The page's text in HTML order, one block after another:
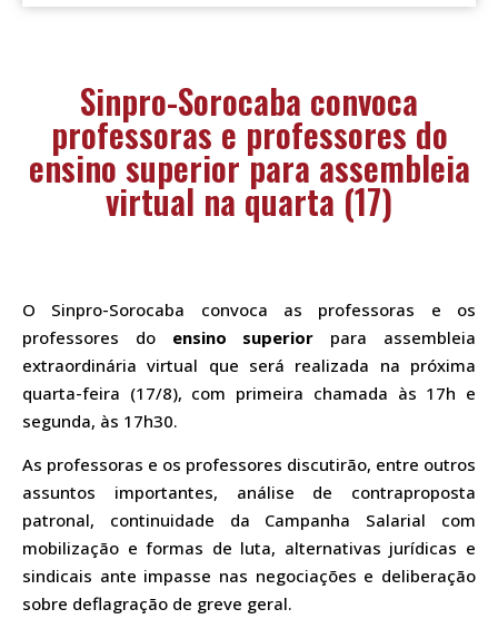
Sinpro-Sorocaba convoca
professoras e professores do
ensino superior para assembleia
virtual na quarta (17)
O Sinpro-Sorocaba convoca as professoras e os
professores do ensino superior para assembleia
extraordinária virtual que será realizada na próxima
quarta-feira (17/8), com primeira chamada às 17h e
segunda, às 17h30.
As professoras e os professores discutirão, entre outros
assuntos importantes, análise de contraproposta
patronal, continuidade da Campanha Salarial com
mobilização e formas de luta, alternativas jurídicas e
sindicais ante impasse nas negociações e deliberação
sobre deflagração de greve geral.